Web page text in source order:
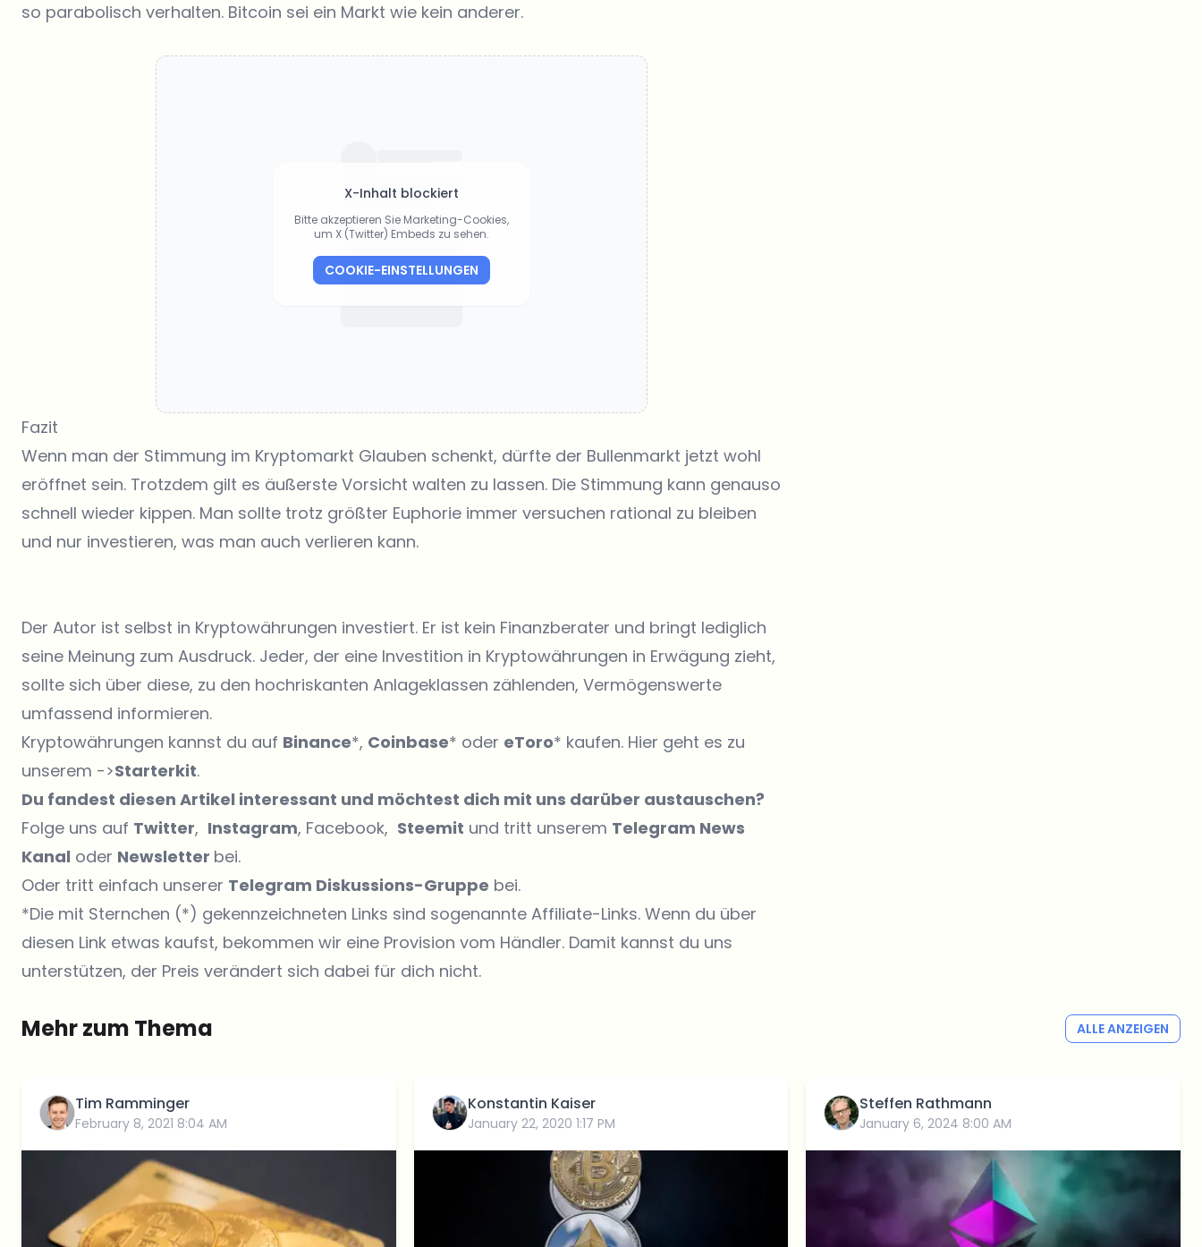
so parabolisch verhalten. Bitcoin sei ein Markt wie kein anderer.
X-Inhalt blockiert
Bitte akzeptieren Sie Marketing-Cookies,
um X (Twitter) Embeds zu sehen.
COOKIE-EINSTELLUNGEN
Fazit
Wenn man der Stimmung im Kryptomarkt Glauben schenkt, dürfte der Bullenmarkt jetzt wohl
eröffnet sein. Trotzdem gilt es äußerste Vorsicht walten zu lassen. Die Stimmung kann genauso
schnell wieder kippen. Man sollte trotz größter Euphorie immer versuchen rational zu bleiben
und nur investieren, was man auch verlieren kann.
Der Autor ist selbst in Kryptowährungen investiert. Er ist kein Finanzberater und bringt lediglich
seine Meinung zum Ausdruck. Jeder, der eine Investition in Kryptowährungen in Erwägung zieht,
sollte sich über diese, zu den hochriskanten Anlageklassen zählenden, Vermögenswerte
umfassend informieren.
Kryptowährungen kannst du auf Binance*, Coinbase* oder eToro* kaufen. Hier geht es zu
unserem ->Starterkit.
Du fandest diesen Artikel interessant und möchtest dich mit uns darüber austauschen?
Folge uns auf Twitter, Instagram, Facebook, Steemit und tritt unserem Telegram News
Kanal oder Newsletter bei.
Oder tritt einfach unserer Telegram Diskussions-Gruppe bei.
*Die mit Sternchen (*) gekennzeichneten Links sind sogenannte Affiliate-Links. Wenn du über
diesen Link etwas kaufst, bekommen wir eine Provision vom Händler. Damit kannst du uns
unterstützen, der Preis verändert sich dabei für dich nicht.
Mehr zum Thema ALLE ANZEIGEN
Tim Ramminger
February 8, 2021 8:04 AM
Konstantin Kaiser
January 22, 2020 1:17 PM
Steffen Rathmann
January 6, 2024 8:00 AM